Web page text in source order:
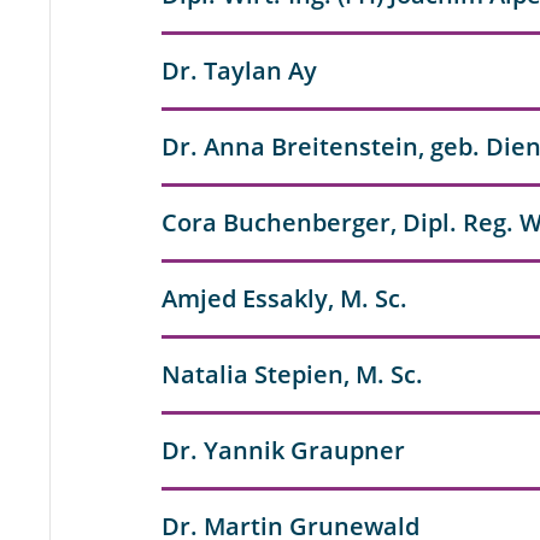
Dr. Taylan Ay
Dr. Anna Breitenstein, geb.
Cora Buchenberger, Dipl. Reg.
Amjed Essakly, M. Sc.
Natalia Stepien, M. Sc.
Dr. Yannik Graupner
Dr. Martin Grunewald